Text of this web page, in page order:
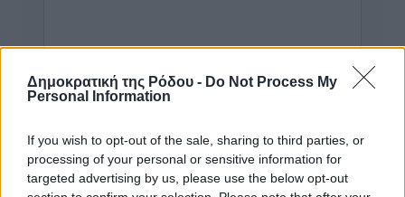
Δημοκρατική της Ρόδου - Do Not Process My
Personal Information
If you wish to opt-out of the sale, sharing to third parties, or
processing of your personal or sensitive information for
targeted advertising by us, please use the below opt-out
Υπενθύμιση: